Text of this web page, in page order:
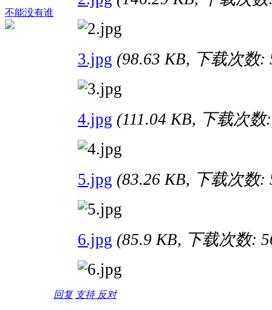
不能没有谁
3.jpg (98.63 KB, 下载次数:
4.jpg (111.04 KB, 下载次数
5.jpg (83.26 KB, 下载次数:
6.jpg (85.9 KB, 下载次数:
回复 支持 反对